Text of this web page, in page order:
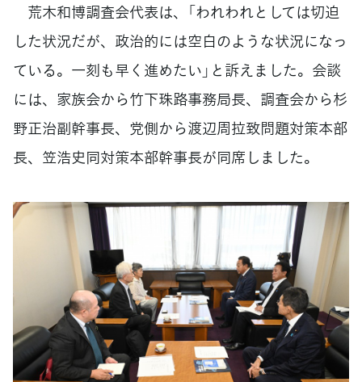
荒木和博調査会代表は、「われわれとしては切迫
した状況だが、政治的には空白のような状況になっ
ている。一刻も早く進めたい」と訴えました。会談
には、家族会から竹下珠路事務局長、調査会から杉
野正治副幹事長、党側から渡辺周拉致問題対策本部
長、笠浩史同対策本部幹事長が同席しました。